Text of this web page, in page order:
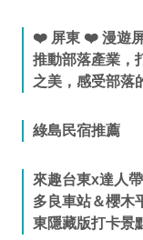
❤️ 屏東 ❤️ 漫遊屏
推動部落產業，
之美，感受部落
綠島民宿推薦
來趣台東x達人
多良車站＆櫻木
東隱藏版打卡景